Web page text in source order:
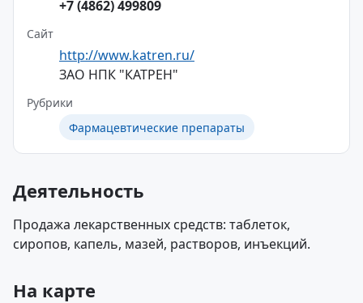
+7 (4862) 499809
Сайт
http://www.katren.ru/
ЗАО НПК "КАТРЕН"
Рубрики
Фармацевтические препараты
Деятельность
Продажа лекарственных средств: таблеток,
сиропов, капель, мазей, растворов, инъекций.
На карте